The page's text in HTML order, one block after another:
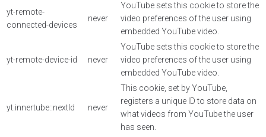
yt-remote-
connected-devices
never
YouTube sets this cookie to store the
video preferences of the user using
embedded YouTube video.
yt-remote-device-id never
YouTube sets this cookie to store the
video preferences of the user using
embedded YouTube video.
yt.innertube::nextId never
This cookie, set by YouTube,
registers a unique ID to store data on
what videos from YouTube the user
has seen.